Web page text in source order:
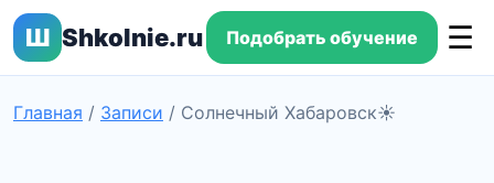
Ш Shkolnie.ru Подобрать обучение ☰
Главная / Записи / Солнечный Хабаровск☀️